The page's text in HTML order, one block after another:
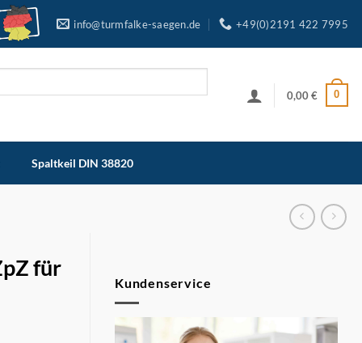
info@turmfalke-saegen.de +49(0)2191 422 7995
0,00€ 0
Spaltkeil DIN 38820
Kundenservice
für